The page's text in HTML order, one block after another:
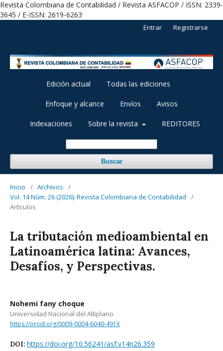
Revista Colombiana de Contabilidad / Revista ASFACOP / ISSN: 2339-
3645 / E-ISSN: 2619-6263
Edición actual Todas las ediciones
Enfoque y alcance Envíos Avisos
Indexaciones Sobre la revista REDITORES
Buscar
Entrar Registrarse
Inicio / Archivos
/
Vol. 14 Núm. 26 (2026): Revista Colombiana de Contabilidad
/
Artículos
La tributación medioambiental en
Latinoamérica latina: Avances,
Desafíos, y Perspectivas.
Nohemi fany choque
Universidad Nacional del Altiplano
https://orcid.org/0009-0004-6040-491X
DOI: https://doi.org/10.56241/asf.v14n26.359